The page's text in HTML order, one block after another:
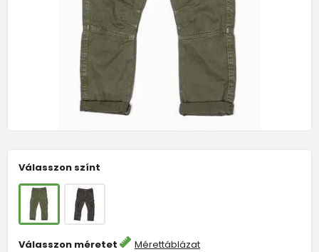
Válasszon színt
Válasszon méretet Mérettáblázat